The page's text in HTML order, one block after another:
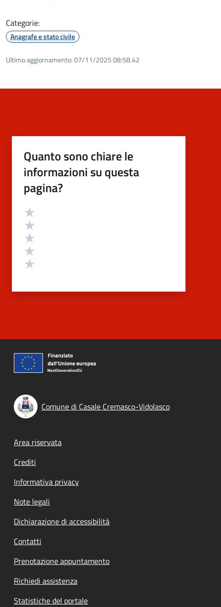
Categorie:
Anagrafe e stato civile
Ultimo aggiornamento:07/11/2025 08:58.42
Quanto sono chiare le
informazioni su questa
pagina?
Valutazione
Comune di Casale Cremasco-Vidolasco
Footer menu
Area riservata
Crediti
Informativa privacy
Note legali
Dichiarazione di accessibilità
Contatti
Prenotazione appuntamento
Richiedi assistenza
Statistiche del portale